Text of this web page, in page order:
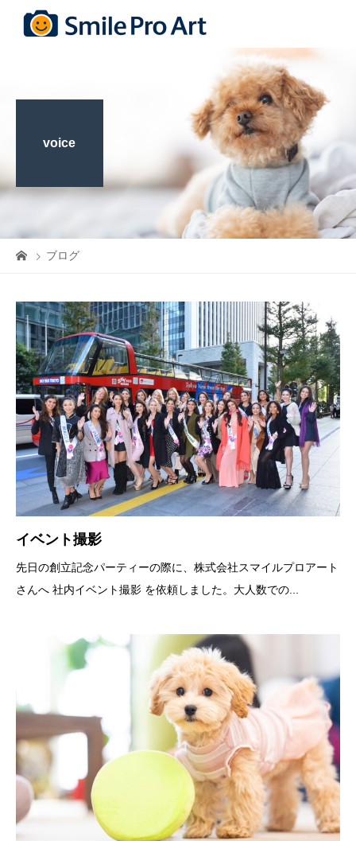
voice
ブログ
イベント撮影
先日の創立記念パーティーの際に、株式会社スマイルプロアート
さんへ 社内イベント撮影 を依頼しました。大人数での...